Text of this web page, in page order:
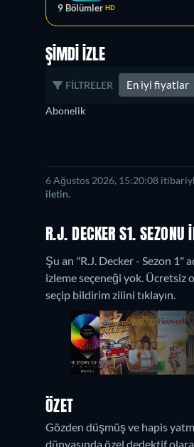
9 Bölümler HD
ŞIMDI İZLE
FILTRELER En iyi fiyatlar
Abonelik
6 Ağustos 2026, 15:20:08
iletin.
R.J. DECKER S1.
Şu an "R.J. Decker - Sezon 1"
izleme seçeneği yok.
seçip bildirim zilini tıklayın.
ÖZET
Gözden düşmüş ve hapis
dünyasında özel dedektif